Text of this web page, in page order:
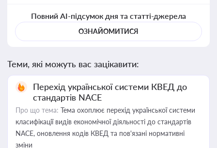
Повний AI-підсумок дня та статті-джерела
ОЗНАЙОМИТИСЯ
Теми, які можуть вас зацікавити:
Перехід української системи КВЕД до
стандартів NACE
Про що тема: Тема охоплює перехід української системи
класифікації видів економічної діяльності до стандартів
NACE, оновлення кодів КВЕД та пов'язані нормативні
зміни